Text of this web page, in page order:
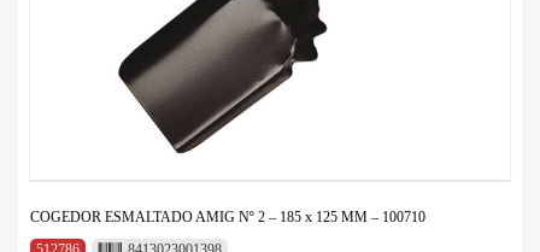
COGEDOR ESMALTADO AMIG Nº 2 – 185 x 125 MM – 100710